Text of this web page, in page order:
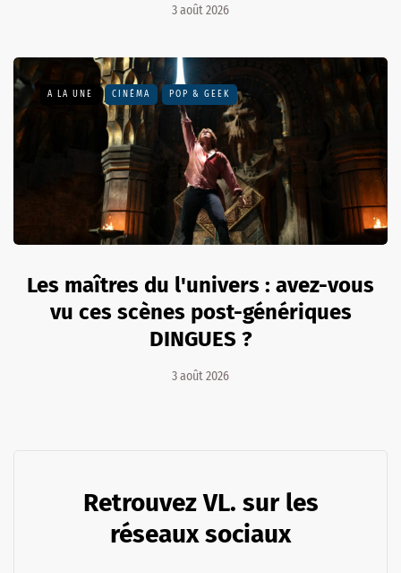
3 août 2026
A LA UNE CINÉMA POP & GEEK
Les maîtres du l'univers : avez-vous
vu ces scènes post-génériques
DINGUES ?
3 août 2026
Retrouvez VL. sur les
réseaux sociaux